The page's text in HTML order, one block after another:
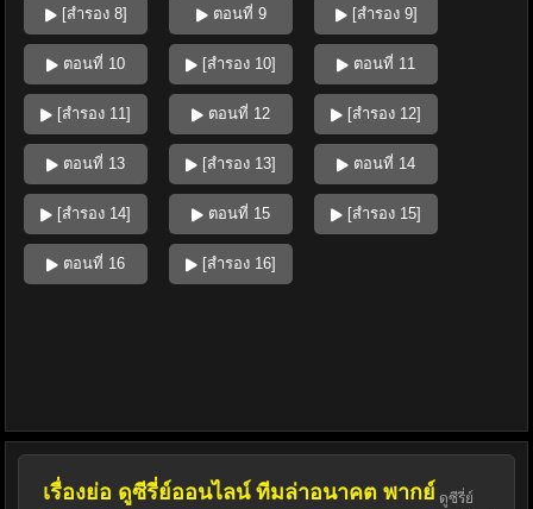
[สำรอง 8] ตอนที่ 9 [สำรอง 9]
ตอนที่ 10 [สำรอง 10] ตอนที่ 11
[สำรอง 11] ตอนที่ 12 [สำรอง 12]
ตอนที่ 13 [สำรอง 13] ตอนที่ 14
[สำรอง 14] ตอนที่ 15 [สำรอง 15]
ตอนที่ 16 [สำรอง 16]
เรื่องย่อ ดูซีรี่ย์ออนไลน์ ทีมล่าอนาคต พากย์ ดูซีรี่ย์